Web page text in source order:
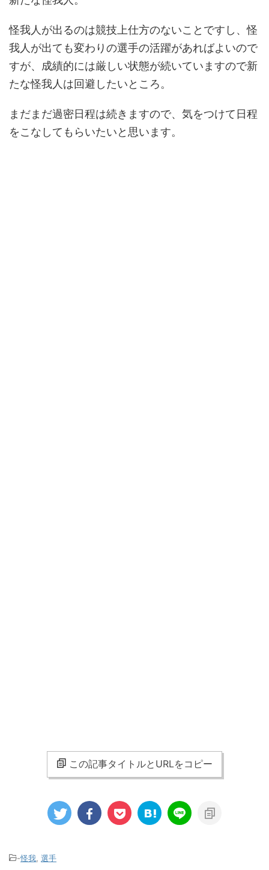
怪我人が出るのは競技上仕方のないことですし、怪
我人が出ても変わりの選手の活躍があればよいので
すが、成績的には厳しい状態が続いていますので新
たな怪我人は回避したいところ。
まだまだ過密日程は続きますので、気をつけて日程
をこなしてもらいたいと思います。
この記事タイトルとURLをコピー
-怪我 選手